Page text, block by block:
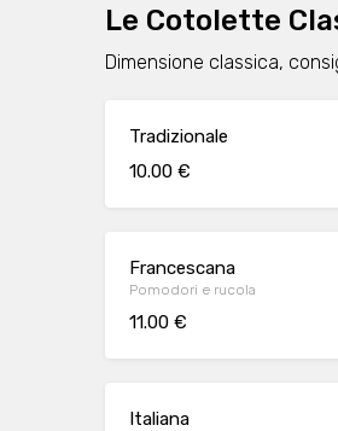
Le Cotolette
Dimensione classica,
Tradizionale
10.00 €
Francescana
Pomodori e rucola
11.00 €
Italiana